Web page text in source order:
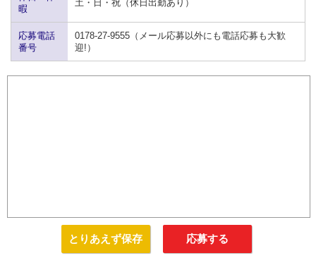
暇
土・日・祝（休日出勤あり）
応募電話
番号
0178-27-9555（メール応募以外にも電話応募も大歓
迎!）
とりあえず保存 応募する